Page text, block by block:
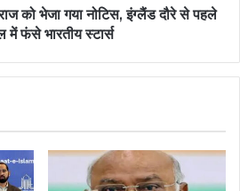
को भेजा गया नोटिस, इंग्लैंड दौरे से पहले
में फंसे भारतीय स्टार्स